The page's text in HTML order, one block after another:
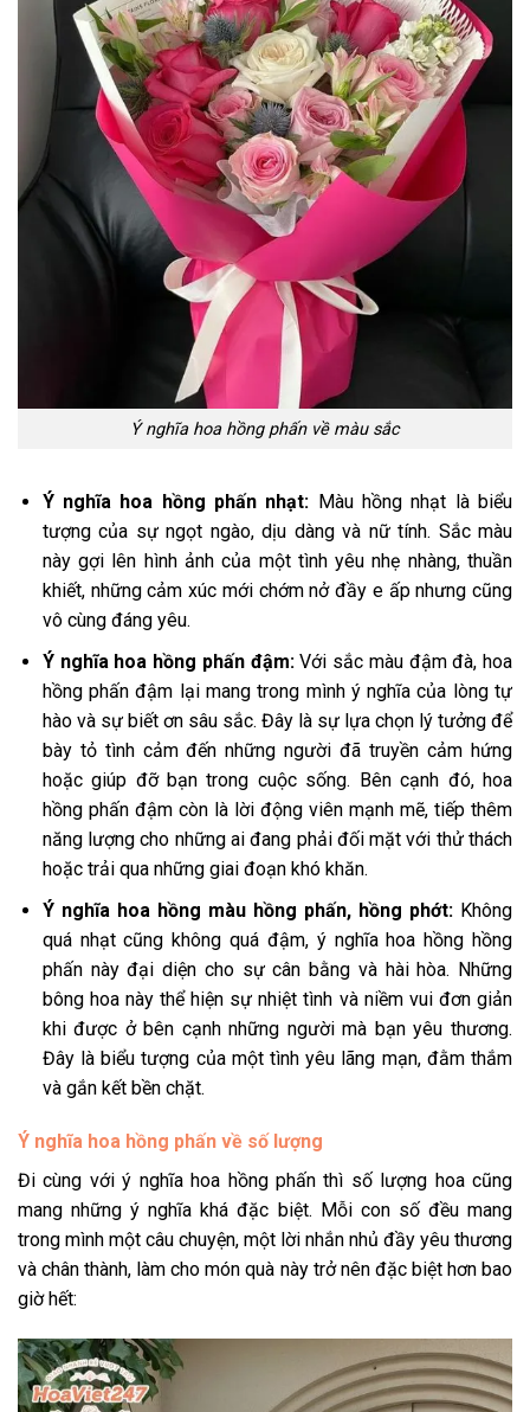
Ý nghĩa hoa hồng phấn về màu sắc
Ý nghĩa hoa hồng phấn nhạt: Màu hồng nhạt là biểu
tượng của sự ngọt ngào, dịu dàng và nữ tính. Sắc màu
này gợi lên hình ảnh của một tình yêu nhẹ nhàng, thuần
khiết, những cảm xúc mới chớm nở đầy e ấp nhưng cũng
vô cùng đáng yêu.
Ý nghĩa hoa hồng phấn đậm:Với sắc màu đậm đà, hoa
hồng phấn đậm lại mang trong mình ý nghĩa của lòng tự
hào và sự biết ơn sâu sắc. Đây là sự lựa chọn lý tưởng để
bày tỏ tình cảm đến những người đã truyền cảm hứng
hoặc giúp đỡ bạn trong cuộc sống. Bên cạnh đó, hoa
hồng phấn đậm còn là lời động viên mạnh mẽ, tiếp thêm
năng lượng cho những ai đang phải đối mặt với thử thách
hoặc trải qua những giai đoạn khó khăn.
Ý nghĩa hoa hồng màu hồng phấn, hồng phớt:Không
quá nhạt cũng không quá đậm, ý nghĩa hoa hồng hồng
phấn này đại diện cho sự cân bằng và hài hòa. Những
bông hoa này thể hiện sự nhiệt tình và niềm vui đơn giản
khi được ở bên cạnh những người mà bạn yêu thương.
Đây là biểu tượng của một tình yêu lãng mạn, đằm thắm
và gắn kết bền chặt.
Ý nghĩa hoa hồng phấn về số lượng
Đi cùng với ý nghĩa hoa hồng phấn thì số lượng hoa cũng
mang những ý nghĩa khá đặc biệt. Mỗi con số đều mang
trong mình một câu chuyện, một lời nhắn nhủ đầy yêu thương
và chân thành, làm cho món quà này trở nên đặc biệt hơn bao
giờ hết: